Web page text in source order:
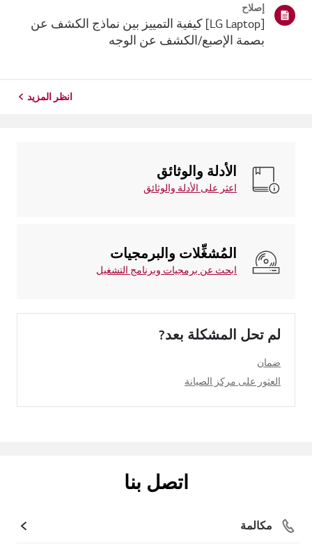
إصلاح
[LG Laptop] كيفية التمييز بين نماذج الكشف عن
بصمة الإصبع/الكشف عن الوجه
انظر المزيد
الأدلة والوثائق
اعثر على الأدلة والوثائق
المُشغِّلات والبرمجيات
ابحث عن برمجيات وبرنامج التشغيل
لم تحل المشكلة بعد?
ضمان
العثور على مركز الصيانة
اتصل بنا
مكالمة